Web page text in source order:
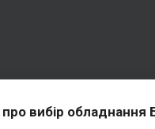
вибір обладнання